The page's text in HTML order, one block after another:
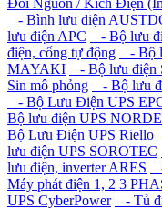
- Bình lưu điện
lưu điện APC
- Bộ lưu
điện, cổng tự động
- Bộ
MAYAKI
- Bộ lưu điện
Sin mô phỏng
- Bộ lưu
- Bộ Lưu Điện UPS
Bộ lưu điện UPS
Bộ Lưu Điện UPS Riello
lưu điện UPS SOROTEC
lưu điện, inverter ARES
Máy phát điện 1, 2 3
UPS CyberPower
- Tủ